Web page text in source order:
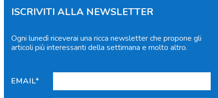
ISCRIVITI ALLA NEWSLETTER
Ogni lunedì riceverai una ricca newsletter che propone gli
articoli più interessanti della settimana e molto altro.
EMAIL*